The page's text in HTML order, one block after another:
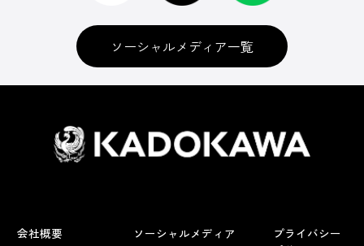
ソーシャルメディア一覧
会社概要 ソーシャルメディア
プライバシー